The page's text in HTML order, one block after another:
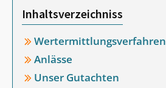
Inhaltsverzeichniss
Wertermittlungsverfahren
Anlässe
Unser Gutachten